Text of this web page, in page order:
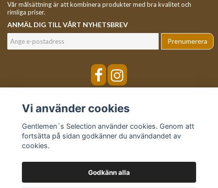
Vår målsättning är att kombinera produkter med bra kvalitet och
rimliga priser.
ANMÄL DIG TILL VÅRT NYHETSBREV
Prenumerera
Vi använder cookies
Gentlemen´s Selection använder cookies. Genom att
fortsätta på sidan godkänner du användandet av
cookies.
Godkänn alla